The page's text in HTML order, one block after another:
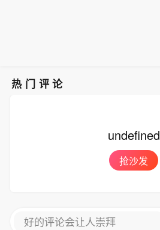
热门评论
undefined
抢沙发
好的评论会让人崇拜